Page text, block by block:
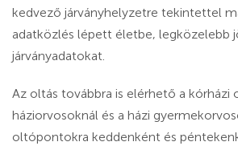
kedvező járványhelyzetre tekintettel
adatközlés lépett életbe, legközelebb
járványadatokat.
Az oltás továbbra is elérhető a
háziorvosoknál és a házi
oltópontokra keddenként és